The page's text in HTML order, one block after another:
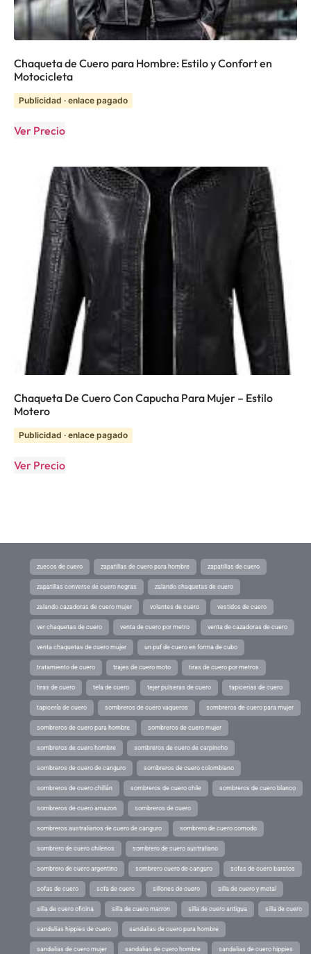
Chaqueta de Cuero para Hombre: Estilo y Confort en
Motocicleta
Publicidad · enlace pagado
Ver Precio
Chaqueta De Cuero Con Capucha Para Mujer – Estilo
Motero
Publicidad · enlace pagado
Ver Precio
zuecos de cuero zapatillas de cuero para hombre zapatillas de cuero
zapatillas converse de cuero negras zalando chaquetas de cuero
zalando cazadoras de cuero mujer volantes de cuero vestidos de cuero
ver chaquetas de cuero venta de cuero por metro venta de cazadoras de cuero
venta chaquetas de cuero mujer un puf de cuero en forma de cubo
tratamiento de cuero trajes de cuero moto tiras de cuero por metros
tiras de cuero tela de cuero tejer pulseras de cuero tapicerias de cuero
tapicería de cuero sombreros de cuero vaqueros sombreros de cuero para mujer
sombreros de cuero para hombre sombreros de cuero mujer
sombreros de cuero hombre sombreros de cuero de carpincho
sombreros de cuero de canguro sombreros de cuero colombiano
sombreros de cuero chillán sombreros de cuero chile sombreros de cuero blanco
sombreros de cuero amazon sombreros de cuero
sombreros australianos de cuero de canguro sombrero de cuero comodo
sombrero de cuero chilenos sombrero de cuero australiano
sombrero de cuero argentino sombrero cuero de canguro sofas de cuero baratos
sofas de cuero sofa de cuero sillones de cuero silla de cuero y metal
silla de cuero oficina silla de cuero marron silla de cuero antigua silla de cuero
sandalias hippies de cuero sandalias de cuero para hombre
sandalias de cuero mujer sandalias de cuero hombre sandalias de cuero hippies